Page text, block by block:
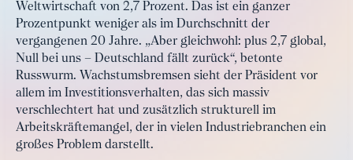
Weltwirtschaft von 2,7 Prozent. Das ist ein ganzer
Prozentpunkt weniger als im Durchschnitt der
vergangenen 20 Jahre. „Aber gleichwohl: plus 2,7 global,
Null bei uns – Deutschland fällt zurück“, betonte
Russwurm. Wachstumsbremsen sieht der Präsident vor
allem im Investitionsverhalten, das sich massiv
verschlechtert hat und zusätzlich strukturell im
Arbeitskräftemangel, der in vielen Industriebranchen ein
großes Problem darstellt.